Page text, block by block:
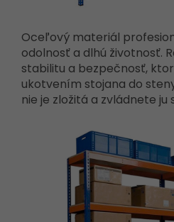
Oceľový materiál
odolnosť a dlhú životnosť.
stabilitu a bezpečnosť,
ukotvením stojana do
nie je zložitá a zvládnete